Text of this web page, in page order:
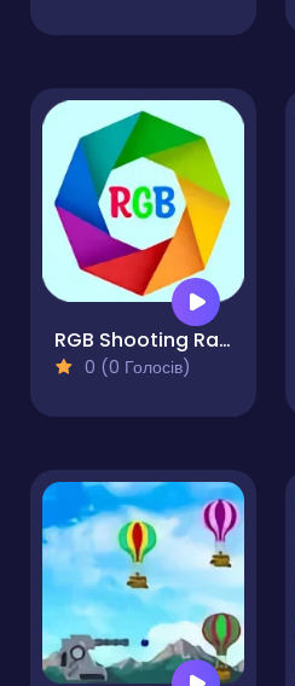
RGB Shooting Range
0 (0 Голосів)